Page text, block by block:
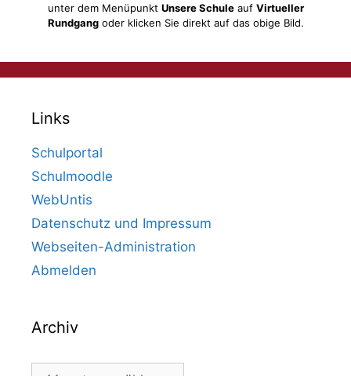
unter dem Menüpunkt Unsere Schuleauf Virtueller
Rundgangoder klicken Sie direkt auf das obige Bild.
Links
Schulportal
Schulmoodle
WebUntis
Datenschutz und Impressum
Webseiten-Administration
Abmelden
Archiv